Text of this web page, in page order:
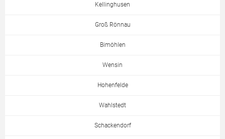
Kellinghusen
Groß Rönnau
Bimöhlen
Wensin
Hohenfelde
Wahlstedt
Schackendorf